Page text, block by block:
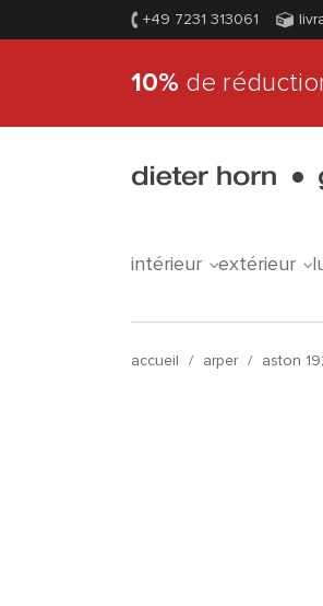
+49 7231 313061
10% de
intérieur extérieur
accueil / arper / aston